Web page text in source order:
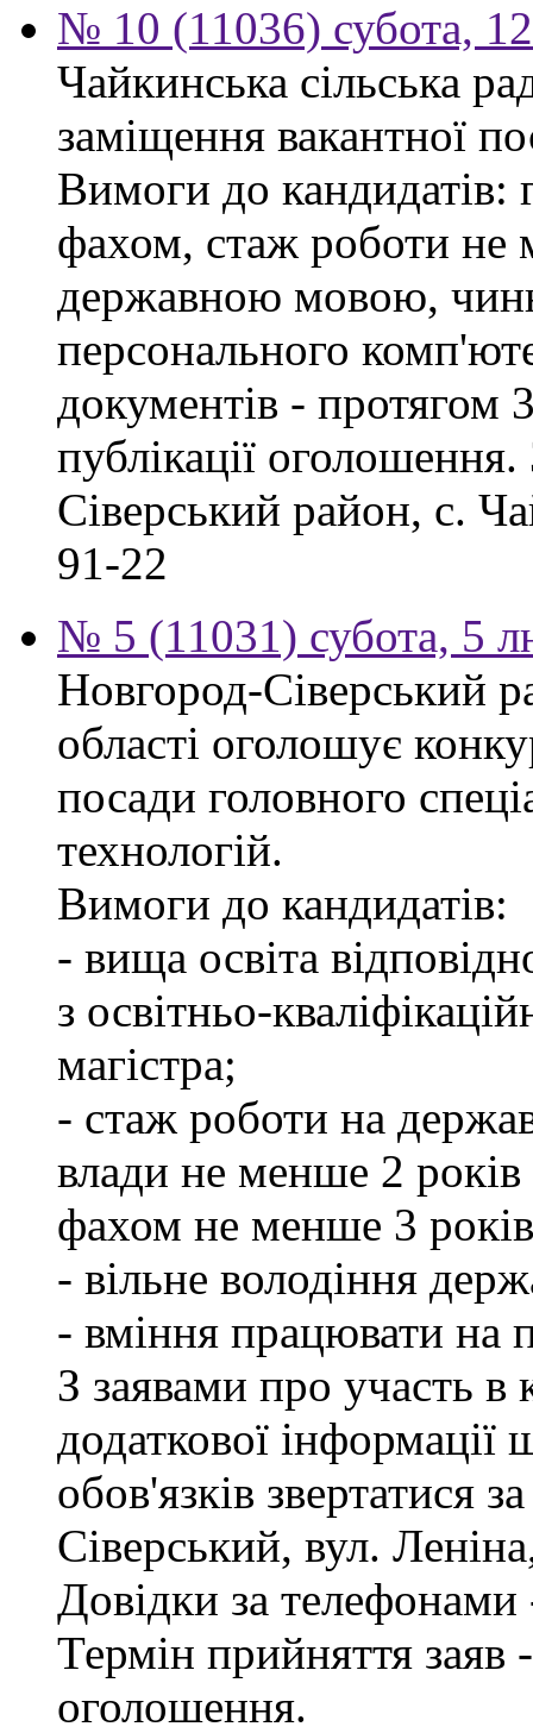
№ 10 (11036) субота,
Чайкинська сільська
заміщення вакантної
Вимоги до кандидатів:
фахом, стаж роботи не
державною мовою,
персонального
документів - протягом
публікації
Сіверський район, с.
91-22
№ 5 (11031) субота, 5
Новгород-Сіверський
області оголошує
посади головного
технологій.
Вимоги до кандидатів:
- вища освіта
з освітньо-
магістра;
- стаж роботи на
влади не менше 2 років
фахом не менше 3
- вільне володіння
- вміння працювати на
З заявами про участь в
додаткової
обов'язків звертатися
Сіверський, вул.
Довідки за
Термін прийняття заяв
оголошення.